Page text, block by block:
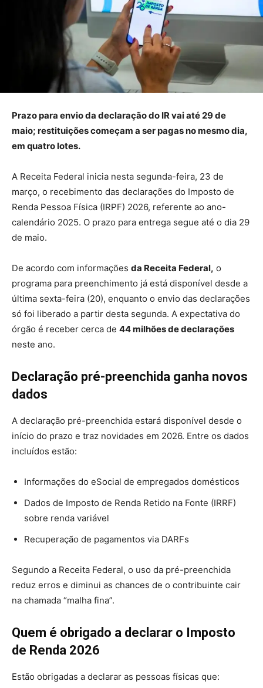
Prazo para envio da declaração do IR vai até 29 de
maio; restituições começam a ser pagas no mesmo dia,
em quatro lotes.
A Receita Federal inicia nesta segunda-feira, 23 de
março, o recebimento das declarações do Imposto de
Renda Pessoa Física (IRPF) 2026, referente ao ano-
calendário 2025. O prazo para entrega segue até o dia 29
de maio.
De acordo com informações da Receita Federal, o
programa para preenchimento já está disponível desde a
última sexta-feira (20), enquanto o envio das declarações
só foi liberado a partir desta segunda. A expectativa do
órgão é receber cerca de 44 milhões de declarações
neste ano.
Declaração pré-preenchida ganha novos
dados
A declaração pré-preenchida estará disponível desde o
início do prazo e traz novidades em 2026. Entre os dados
incluídos estão:
Informações do eSocial de empregados domésticos
Dados de Imposto de Renda Retido na Fonte (IRRF)
sobre renda variável
Recuperação de pagamentos via DARFs
Segundo a Receita Federal, o uso da pré-preenchida
reduz erros e diminui as chances de o contribuinte cair
na chamada “malha fina”.
Quem é obrigado a declarar o Imposto
de Renda 2026
Estão obrigadas a declarar as pessoas físicas que: